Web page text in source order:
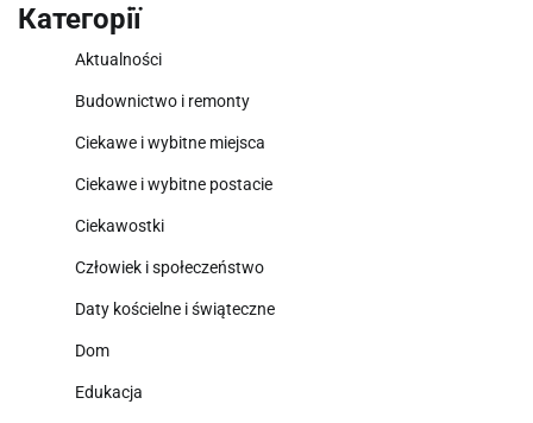
Категорії
Aktualności
Budownictwo i remonty
Ciekawe i wybitne miejsca
Ciekawe i wybitne postacie
Ciekawostki
Człowiek i społeczeństwo
Daty kościelne i świąteczne
Dom
Edukacja